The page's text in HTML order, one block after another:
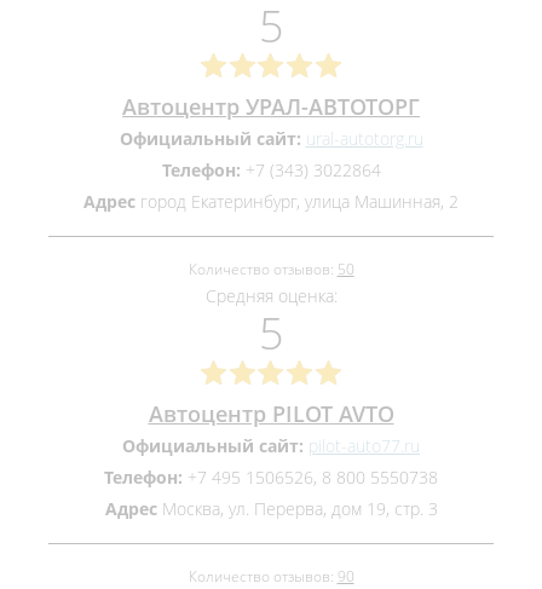
5
Автоцентр УРАЛ-АВТОТОРГ
Официальный сайт: ural-autotorg.ru
Телефон: +7 (343) 3022864
Адрес город Екатеринбург, улица Машинная, 2
Количество отзывов: 50
Средняя оценка:
5
Автоцентр PILOT AVTO
Официальный сайт: pilot-auto77.ru
Телефон: +7 495 1506526, 8 800 5550738
АдресМосква, ул. Перерва, дом 19, стр. 3
Количество отзывов: 90